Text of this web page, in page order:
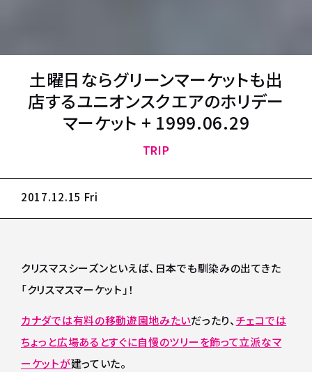
土曜日ならグリーンマーケットも出
店するユニオンスクエアのホリデー
マーケット + 1999.06.29
TRIP
2017.12.15 Fri
クリスマスシーズンといえば、日本でも馴染みの出てきた
「クリスマスマーケット」！
カナダでは有料の移動遊園地みたいだったり、チェコでは
ちょっと広場あるとすぐに自慢のツリーを飾って立派なマ
ーケットが建っていた。